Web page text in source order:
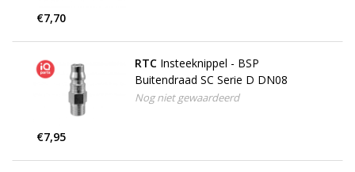
€7,70
RTC Insteeknippel - BSP
Buitendraad SC Serie D DN08
Nog niet gewaardeerd
€7,95